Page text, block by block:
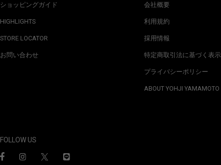
ショッピングガイド
HIGHLIGHTS
STORE LOCATOR
お問い合わせ
会社概要
利用規約
採用情報
特定商取引法に基づく表示
プライバシーポリシー
ABOUT YOHJI YAMAMOTO
FOLLOW US